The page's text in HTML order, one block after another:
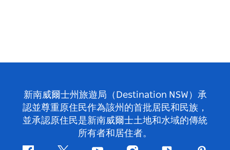
新南威爾士州旅遊局（Destination NSW）承
認並尊重原住民作為該州的首批居民和民族，
並承認原住民是新南威爾士土地和水域的傳統
所有者和居住者。